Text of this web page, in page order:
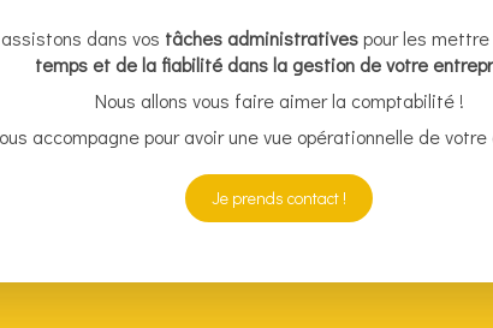
dans vos tâches administrativespour les mettre
temps et de la fiabilité dans la gestion de votre
Nous allons vous faire aimer la comptabilité !
accompagne pour avoir une vue opérationnelle de
Je prends contact !